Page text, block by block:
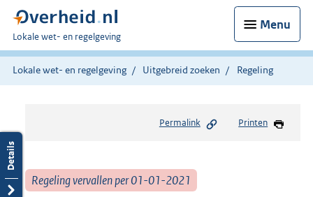
Menu
U
bent
hier:
Lokale wet- en regelgeving
Lokale wet- en regelgeving Uitgebreid zoeken Regeling
Permalink Printen
Regeling vervallen per 01-01-2021